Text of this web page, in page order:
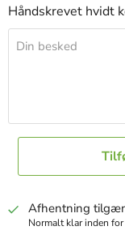
Håndskrevet hvidt
Din besked
Afhentning
Normalt klar inden